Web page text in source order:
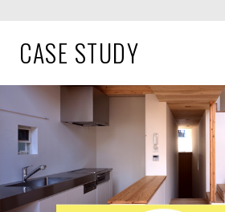
CASE STUDY